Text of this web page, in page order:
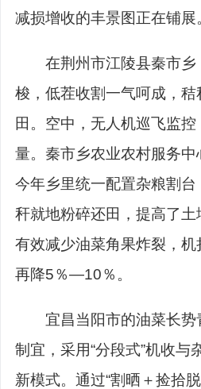
减损增收的丰景图正在铺展
在荆州市江陵县秦市
梭，低茬收割一气呵成，
田。空中，无人机巡飞监
量。秦市乡农业农村服务中
今年乡里统一配置杂粮割
秆就地粉碎还田，提高了
有效减少油菜角果炸裂，机
再降5％—10％。
宜昌当阳市的油菜长
制宜，采用“分段式”机收与
新模式。通过“割晒＋捡拾